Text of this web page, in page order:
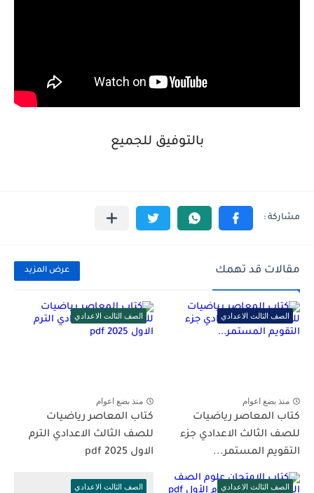
بالتوفيق للجميع
مقالات قد تهمك عرض المزيد
الصف الثالث الاعدادي
منذ بضع اعوام
كتاب المعاصر رياضيات
للصف الثالث الاعدادي جزء
التقويم المستمر...
الصف الثالث الاعدادي
منذ بضع اعوام
كتاب المعاصر رياضيات
للصف الثالث الاعدادي الترم
الاول 2025 pdf
الصف الثالث الاعدادي الصف الثالث الاعدادي